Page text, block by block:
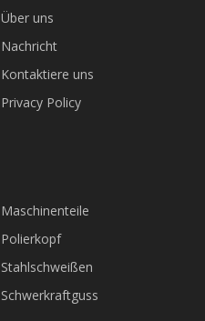
Über uns
Nachricht
Kontaktiere uns
Privacy Policy
Maschinenteile
Polierkopf
Stahlschweißen
Schwerkraftguss